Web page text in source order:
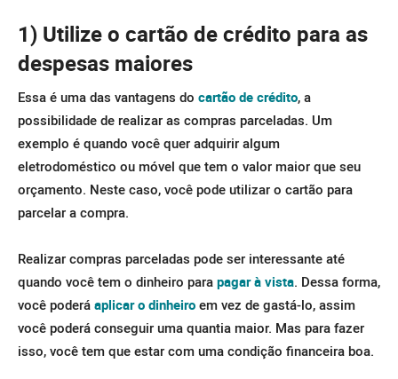
1) Utilize o cartão de crédito para as
despesas maiores
Essa é uma das vantagens do cartão de crédito, a
possibilidade de realizar as compras parceladas. Um
exemplo é quando você quer adquirir algum
eletrodoméstico ou móvel que tem o valor maior que seu
orçamento. Neste caso, você pode utilizar o cartão para
parcelar a compra.
Realizar compras parceladas pode ser interessante até
quando você tem o dinheiro para pagar à vista. Dessa forma,
você poderá aplicar o dinheiro em vez de gastá-lo, assim
você poderá conseguir uma quantia maior. Mas para fazer
isso, você tem que estar com uma condição financeira boa.